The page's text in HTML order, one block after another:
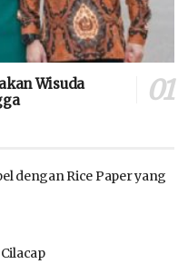
Wisuda
dengan Rice Paper yang